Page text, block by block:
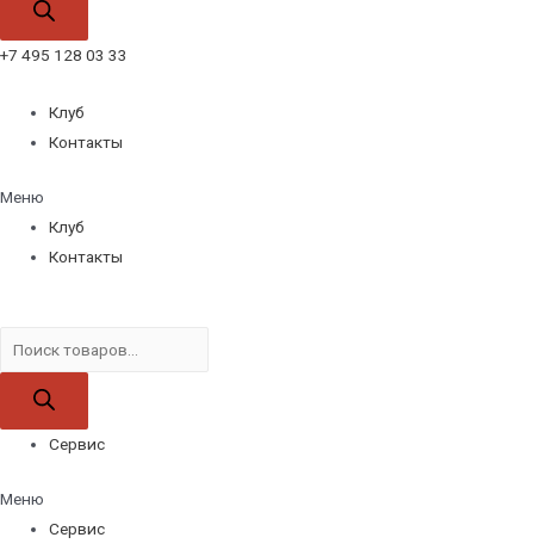
+7 495 128 03 33
Клуб
Контакты
Меню
Клуб
Контакты
товаров
Сервис
Меню
Сервис